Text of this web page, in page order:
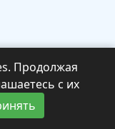
Продолжая
с их